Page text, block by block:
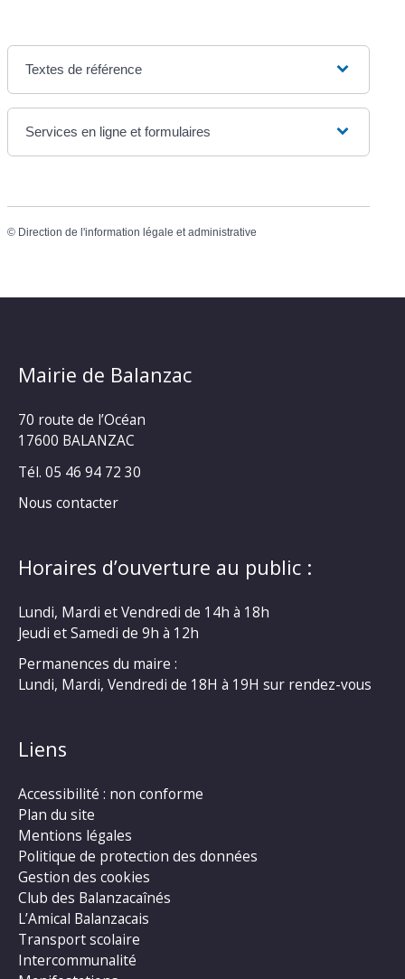
Textes de référence
Services en ligne et formulaires
© Direction de l'information légale et administrative
Mairie de Balanzac
70 route de l’Océan
17600 BALANZAC
Tél. 05 46 94 72 30
Nous contacter
Horaires d’ouverture au public :
Lundi, Mardi et Vendredi de 14h à 18h
Jeudi et Samedi de 9h à 12h
Permanences du maire :
Lundi, Mardi, Vendredi de 18H à 19H sur rendez-vous
Liens
Accessibilité : non conforme
Plan du site
Mentions légales
Politique de protection des données
Gestion des cookies
Club des Balanzacaînés
L’Amical Balanzacais
Transport scolaire
Intercommunalité